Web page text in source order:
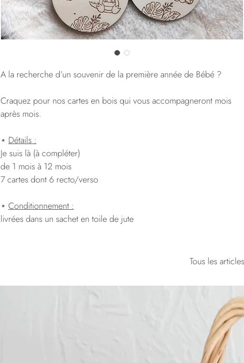
A la recherche d’un souvenir de la première année de Bébé ?
Craquez pour nos cartes en bois qui vous accompagneront mois
après mois.
⋆ Détails :
Je suis là (à compléter)
de 1 mois à 12 mois
7 cartes dont 6 recto/verso
⋆ Conditionnement :
livrées dans un sachet en toile de jute
Tous les articles